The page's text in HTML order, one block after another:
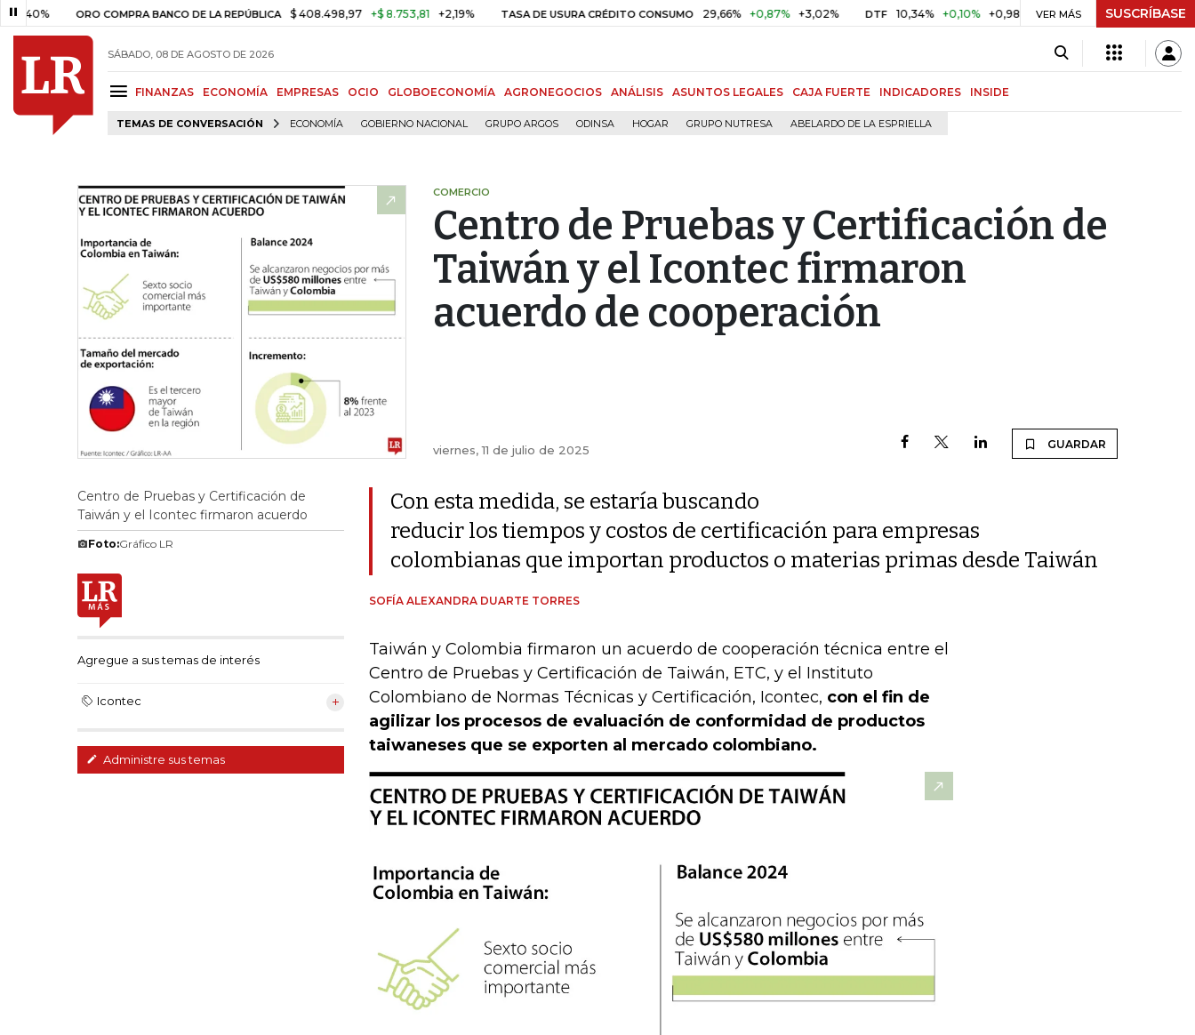
ORO COMPRA BANCO DE LA REPÚBLICA $ 408.498,97 +$ 8.753,81 +2,19% TASA DE USURA CRÉDITO CONSUMO 29,66% +0,87% +3,02% DTF 10,34% +0,10% +0,98% UVR $ 416,96 +$ 0,05 +0,01%
VER MÁS SUSCRÍBASE
SÁBADO, 08 DE AGOSTO DE 2026
FINANZAS ECONOMÍA EMPRESAS OCIO GLOBOECONOMÍA AGRONEGOCIOS ANÁLISIS ASUNTOS LEGALES CAJA FUERTE INDICADORES INSIDE
TEMAS DE CONVERSACIÓN ECONOMÍA GOBIERNO NACIONAL GRUPO ARGOS ODINSA HOGAR GRUPO NUTRESA ABELARDO DE LA ESPRIELLA
COMERCIO
Centro de Pruebas y Certificación de
Taiwán y el Icontec firmaron
acuerdo de cooperación
viernes, 11 de julio de 2025 GUARDAR
Centro de Pruebas y Certificación de
Taiwán y el Icontec firmaron acuerdo
Foto:Gráfico LR
Agregue a sus temas de interés
Icontec
Administre sus temas
Con esta medida, se estaría buscando
reducir los tiempos y costos de certificación para empresas
colombianas que importan productos o materias primas desde Taiwán
SOFÍA ALEXANDRA DUARTE TORRES
Taiwán y Colombia firmaron un acuerdo de cooperación técnica entre el
Centro de Pruebas y Certificación de Taiwán, ETC, y el Instituto
Colombiano de Normas Técnicas y Certificación, Icontec, con el fin de
agilizar los procesos de evaluación de conformidad de productos
taiwaneses que se exporten al mercado colombiano.